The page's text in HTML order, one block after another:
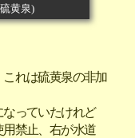
黄泉)
れは硫黄泉の非加
っていたけれど
禁止、右が水道